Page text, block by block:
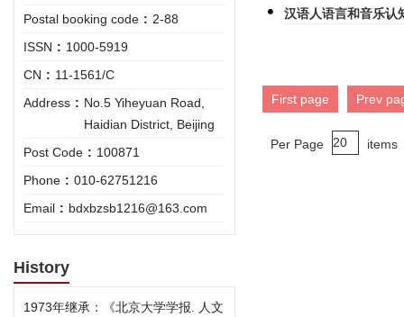
Postal booking code : 2-88
ISSN : 1000-5919
CN : 11-1561/C
Address : No.5 Yiheyuan Road,
Haidian District, Beijing
Post Code : 100871
Phone : 010-62751216
Email : bdxbzsb1216@163.com
History
1973年继承：《北京大学学报. 人文
汉语人语言和音乐
First page Prev
Per Page items